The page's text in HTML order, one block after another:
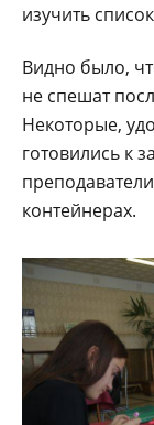
изучить
Видно было,
не спешат
Некоторые,
готовились к
контейнерах.